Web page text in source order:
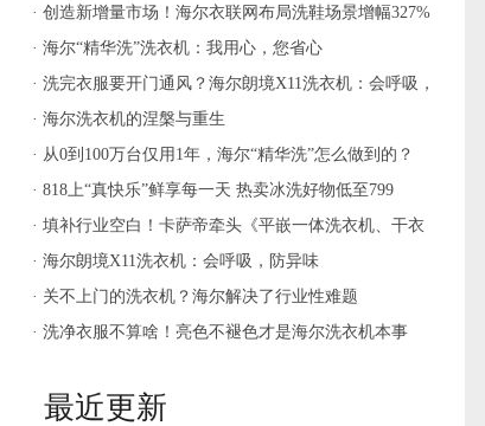
· 创造新增量市场！海尔衣联网布局洗鞋场景增幅327%
· 海尔“精华洗”洗衣机：我用心，您省心
· 洗完衣服要开门通风？海尔朗境X11洗衣机：会呼吸，
防异味
· 海尔洗衣机的涅槃与重生
· 从0到100万台仅用1年，海尔“精华洗”怎么做到的？
· 818上“真快乐”鲜享每一天 热卖冰洗好物低至799
· 填补行业空白！卡萨帝牵头《平嵌一体洗衣机、干衣
机》标准
· 海尔朗境X11洗衣机：会呼吸，防异味
· 关不上门的洗衣机？海尔解决了行业性难题
· 洗净衣服不算啥！亮色不褪色才是海尔洗衣机本事
最近更新